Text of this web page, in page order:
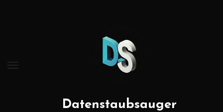
Datenstaubsauger